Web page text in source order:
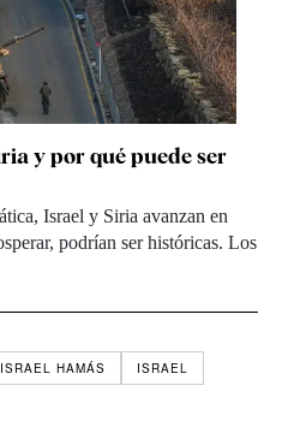
y por qué puede ser
Israel y Siria avanzan en
podrían ser históricas. Los
HAMÁS
ISRAEL